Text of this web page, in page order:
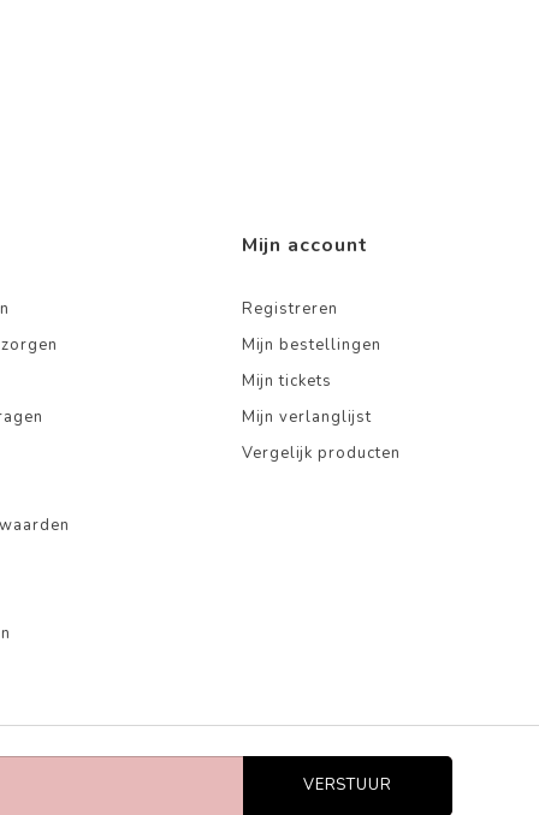
Mijn account
Registreren
Mijn bestellingen
Mijn tickets
Mijn verlanglijst
Vergelijk producten
VERSTUUR